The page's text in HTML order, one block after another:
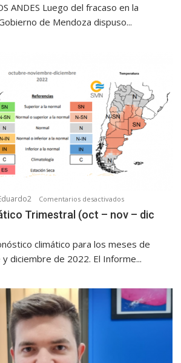
ANDES Luego del fracaso en la
de Mendoza dispuso...
Comentarios desactivadosen
Pronóstico
–
dic
2022)
Trimestral (oct – nov – dic
climático para los meses de
diciembre de 2022. El Informe...